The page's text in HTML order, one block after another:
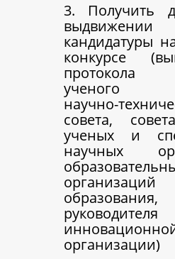
3. Получить
кандидатуры
конкурсе
протокола
ученого
научно-
совета,
ученых и
научных
руководителя
организации)